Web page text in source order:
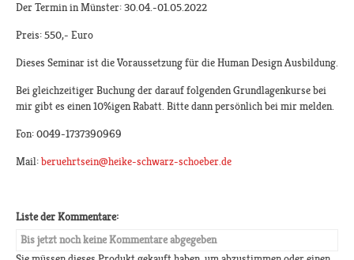
Der Termin in Münster: 30.04.-01.05.2022
Preis: 550,- Euro
Dieses Seminar ist die Voraussetzung für die Human Design Ausbildung.
Bei gleichzeitiger Buchung der darauf folgenden Grundlagenkurse bei
mir gibt es einen 10%igen Rabatt. Bitte dann persönlich bei mir melden.
Fon: 0049-1737390969
Mail:beruehrtsein@heike-schwarz-schoeber.de
Liste der Kommentare:
Bis jetzt noch keine Kommentare abgegeben